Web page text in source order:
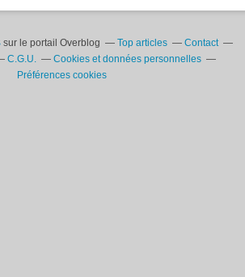
sur le portail Overblog Top articles
Contact
C.G.U.
Cookies et données personnelles
Préférences cookies